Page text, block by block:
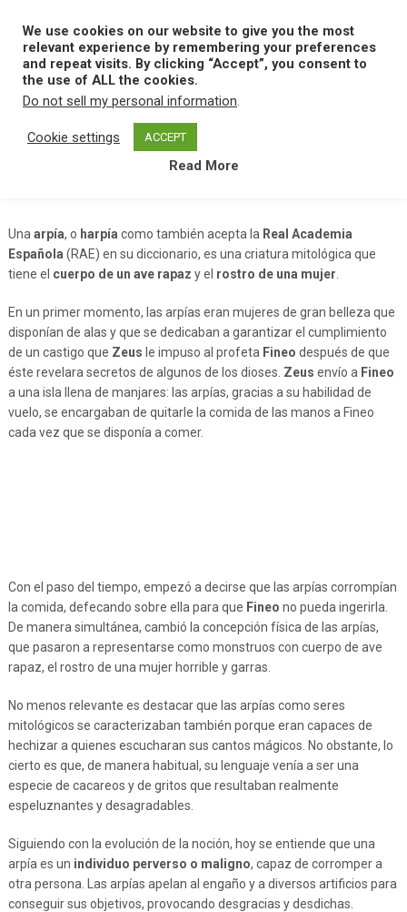
content
MENU
Home A Arpia
Una arpía, o harpía como también acepta la Real Academia
Española (RAE) en su diccionario, es una criatura mitológica que
tiene el cuerpo de un ave rapaz y el rostro de una mujer
En un primer momento, las arpías eran mujeres de gran belleza que
disponían de alas y que se dedicaban a garantizar el cumplimiento
de un castigo que Zeus le impuso al profeta Fineo después de que
éste revelara secretos de algunos de los dioses. Zeus envío a Fineo
a una isla llena de manjares: las arpías, gracias a su habilidad de
vuelo, se encargaban de quitarle la comida de las manos a Fineo
cada vez que se disponía a comer.
Con el paso del tiempo, empezó a decirse que las arpías corrompían
la comida, defecando sobre ella para que Fineo no pueda ingerirla.
De manera simultánea, cambió la concepción física de las arpías,
que pasaron a representarse como monstruos con cuerpo de ave
rapaz, el rostro de una mujer horrible y garras.
No menos relevante es destacar que las arpías como seres
mitológicos se caracterizaban también porque eran capaces de
hechizar a quienes escucharan sus cantos mágicos. No obstante, lo
cierto es que, de manera habitual, su lenguaje venía a ser una
especie de cacareos y de gritos que resultaban realmente
espeluznantes y desagradables.
Siguiendo con la evolución de la noción, hoy se entiende que una
arpía es un individuo perverso o maligno, capaz de corromper a
otra persona. Las arpías apelan al engaño y a diversos artificios para
conseguir sus objetivos, provocando desgracias y desdichas.
We use cookies on our website to give you the most
relevant experience by remembering your preferences
and repeat visits. By clicking “Accept”, you consent to
the use of ALL the cookies.
Do not sell my personal information.
Cookie settings ACCEPT
Read More